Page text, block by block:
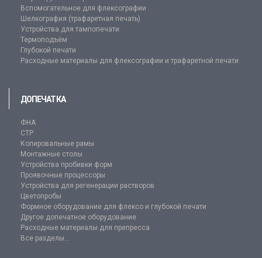
Вспомогательное для флексографии
Шелкография (трафаретная печать)
Устройства для тампопечати
Термоподъём
Глубокой печати
Расходные материалы для флексографии и трафаретной печати
ДОПЕЧАТКА
ФНА
CTP
Копировальные рамы
Монтажные столы
Устройства пробивки форм
Проявочные процессоры
Устройства для регенерации растворов
Цветопробы
Формное оборудование для флексо и глубокой печати
Другое допечатное оборудование
Расходные материалы для препресса
Все разделы...